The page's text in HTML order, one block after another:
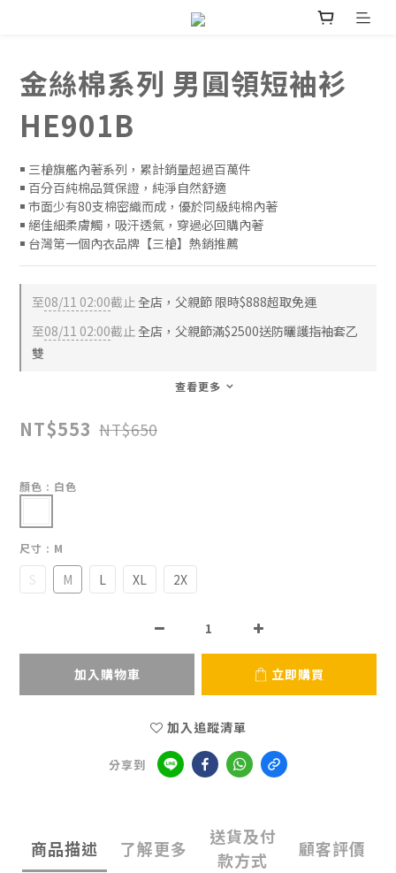
金絲棉系列 男圓領短袖衫
HE901B
￭ 三槍旗艦內著系列，累計銷量超過百萬件
￭ 百分百純棉品質保證，純淨自然舒適
￭ 市面少有80支棉密織而成，優於同級純棉內著
￭ 絕佳細柔膚觸，吸汗透氣，穿過必回購內著
￭ 台灣第一個內衣品牌【三槍】熱銷推薦
至08/11 02:00截止 全店，父親節 限時$888超取免運
至08/11 02:00截止 全店，父親節滿$2500送防曬護指袖套乙
雙
查看更多
NT$553 NT$650
顏色 : 白色
尺寸 : M
S M L XL 2X
加入購物車 立即購買
加入追蹤清單
分享到
商品描述 了解更多
送貨及付
款方式
顧客評價